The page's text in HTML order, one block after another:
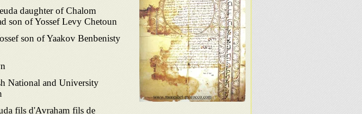
daughter of Chalom
son of Yossef Levy Chetoun
son of Yaakov Benbenisty
National and University
fils d'Avraham fils de